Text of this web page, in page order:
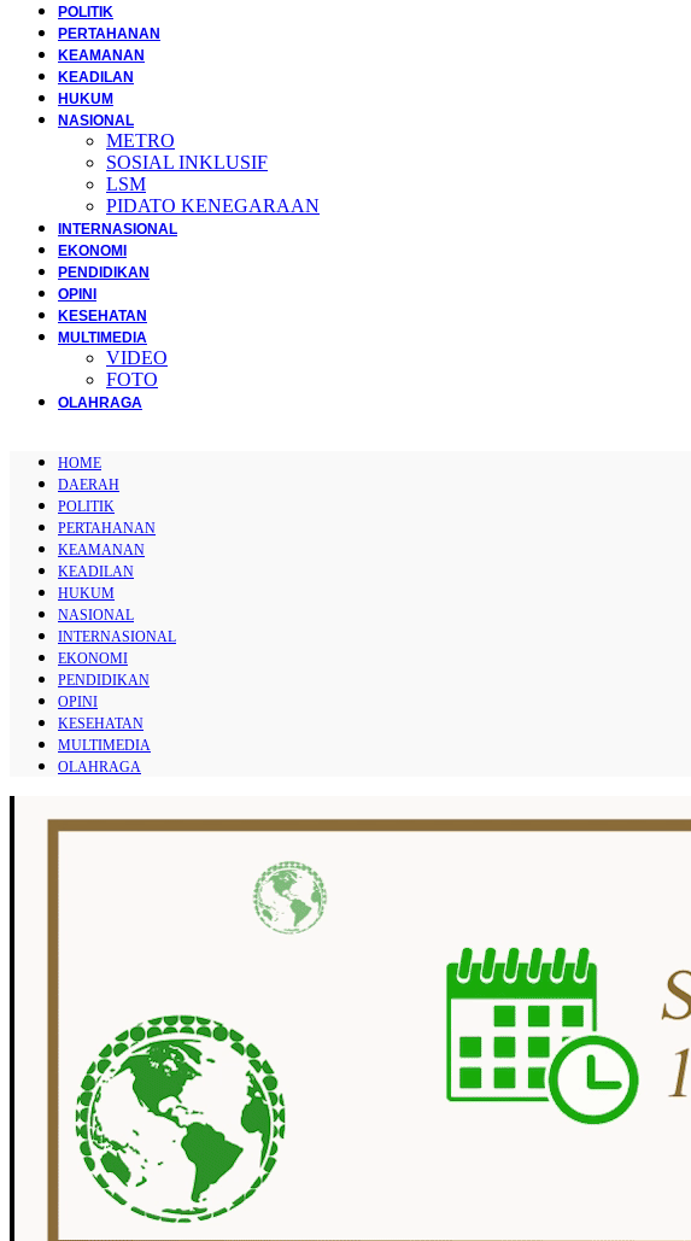
POLITIK
PERTAHANAN
KEAMANAN
KEADILAN
HUKUM
NASIONAL
METRO
SOSIAL INKLUSIF
LSM
PIDATO KENEGARAAN
INTERNASIONAL
EKONOMI
PENDIDIKAN
OPINI
KESEHATAN
MULTIMEDIA
VIDEO
FOTO
OLAHRAGA
HOME
DAERAH
POLITIK
PERTAHANAN
KEAMANAN
KEADILAN
HUKUM
NASIONAL
INTERNASIONAL
EKONOMI
PENDIDIKAN
OPINI
KESEHATAN
MULTIMEDIA
OLAHRAGA